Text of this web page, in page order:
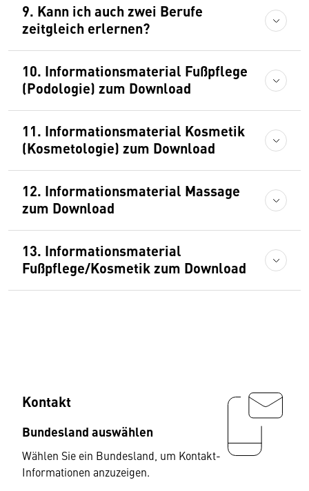
9. Kann ich auch zwei Berufe
zeitgleich erlernen?
10. Informationsmaterial Fußpflege
(Podologie) zum Download
11. Informationsmaterial Kosmetik
(Kosmetologie) zum Download
12. Informationsmaterial Massage
zum Download
13. Informationsmaterial
Fußpflege/Kosmetik zum Download
Kontakt
Bundesland auswählen
Wählen Sie ein Bundesland, um Kontakt-
Informationen anzuzeigen.